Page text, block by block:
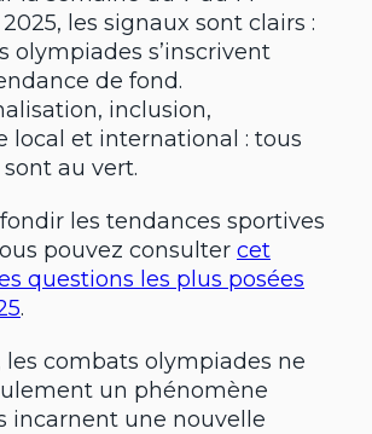
les signaux sont clairs :
olympiades s’inscrivent
de fond.
inclusion,
local et international : tous
sont au vert.
les tendances sportives
pouvez consulter cet
questions les plus posées
.
les combats olympiades ne
un phénomène
incarnent une nouvelle